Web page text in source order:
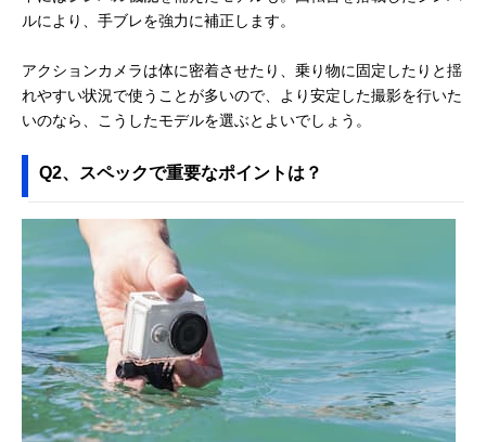
ルにより、手ブレを強力に補正します。
アクションカメラは体に密着させたり、乗り物に固定したりと揺
れやすい状況で使うことが多いので、より安定した撮影を行いた
いのなら、こうしたモデルを選ぶとよいでしょう。
Q2、スペックで重要なポイントは？